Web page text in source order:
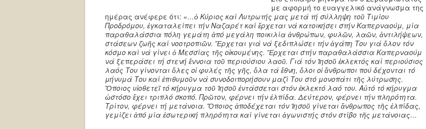
με αφορμή το ευαγγελικό ανάγνωσμα της
ημέρας ανέφερε ότι: «…ὁ Κύριος καί Λυτρωτής μας μετά τή σύλληψη τοῦ Τιμίου
Προδρόμου, ἐγκαταλείπει τήν Ναζαρέτ καί ἔρχεται νά κατοικήσει στήν Καπερναούμ, μία
παραθαλάσσια πόλη γεμάτη ἀπό μεγάλη ποικιλία ἀνθρώπων, φυλῶν, λαῶν, ἀντιλήψεων,
στάσεων ζωῆς καί νοοτροπιῶν. Ἔρχεται γιά νά ξεδιπλώσει τήν ἀγάπη Του γιά ὅλον τόν
κόσμο καί νά γίνει ὁ Μεσσίας τῆς οἰκουμένης. Ἔρχεται στήν παραθαλάσσια Καπερναούμ
νά ξεπεράσει τή στενή ἔννοια τοῦ περιούσιου λαοῦ. Γιά τόν Ἰησοῦ ἐκλεκτός καί περιούσιος
λαός Του γίνονται ὅλες οἱ φυλές τῆς γῆς, ὅλα τά ἔθνη, ὅλοι οἱ ἄνθρωποι πού δέχονται τό
μήνυμά Του καί ἐπιθυμοῦν νά συνοδοιπορήσουν μαζί Του στό μονοπάτι τῆς λύτρωσης.
Ὅποιος υἱοθετεῖ τό κήρυγμα τοῦ Ἰησοῦ ἐντάσσεται στόν ἐκλεκτό λαό του. Αὐτό τό κήρυγμα
ὡστόσο ἔχει τριπλό σκοπό. Πρῶτον, φέρνει τήν ἐλπίδα. Δεύτερον, φέρνει τήν πληρότητα.
Τρίτον, φέρνει τή μετάνοια. Ὅποιος ἀποδέχεται τόν Ἰησοῦ γίνεται ἄνθρωπος τῆς ἐλπίδας,
γεμίζει ἀπό μία ἐσωτερική πληρότητα καί γίνεται ἀγωνιστής στόν στίβο τῆς μετάνοιας…